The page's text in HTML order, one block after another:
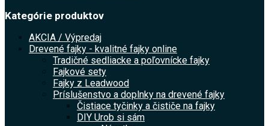
Kategórie produktov
AKCIA / Výpredaj
Drevené fajky - kvalitné fajky online
Tradičné sedliacke a poľovnícke fajky
Fajkové sety
Fajky z Leadwood
Príslušenstvo a doplnky na drevené fajky
Čistiace tyčinky a čističe na fajky
DIY Urob si sám